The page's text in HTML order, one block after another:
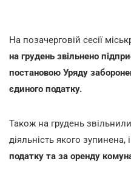
На позачерговій сесії
на грудень звільнено
постановою Уряду
єдиного податку.
Також на грудень
діяльність якого зупинена,
податку та за оренду